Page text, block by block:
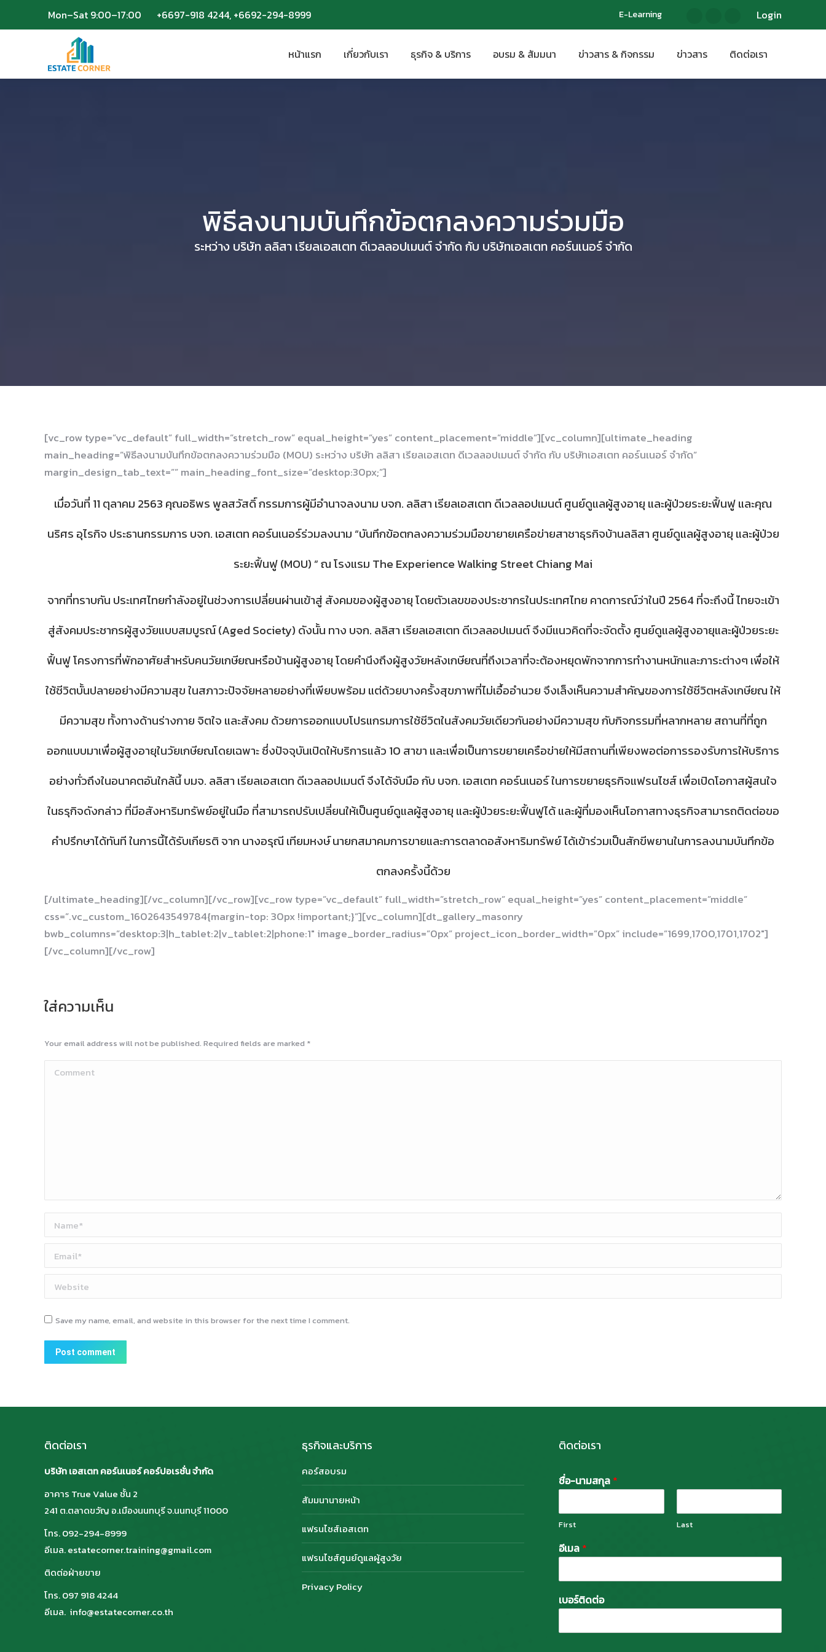
Mon–Sat 9:00–17:00 +6697-918 4244, +6692-294-8999 E-Learning Login
หน้าแรก เกี่ยวกับเรา ธุรกิจ & บริการ อบรม & สัมมนา ข่าวสาร & กิจกรรม ข่าวสาร ติดต่อเรา
พิธีลงนามบันทึกข้อตกลงความร่วมมือ
ระหว่าง บริษัท ลลิสา เรียลเอสเตท ดีเวลลอปเมนต์ จำกัด กับ บริษัท​เอ​สเตท​ คอร์น​เนอร์​ จำกัด
[vc_row type=”vc_default” full_width=”stretch_row” equal_height=”yes” content_placement=”middle”][vc_column][ultimate_heading
main_heading=”พิธีลงนามบันทึกข้อตกลงความร่วมมือ (MOU) ระหว่าง บริษัท ลลิสา เรียลเอสเตท ดีเวลลอปเมนต์ จำกัด กับ บริษัท​เอ​สเตท​ คอร์น​เนอร์​ จำกัด”
margin_design_tab_text=”” main_heading_font_size=”desktop:30px;”]
เมื่อวันที่ 11 ตุลาคม 2563 คุณอธิพร พูลสวัสดิ์ กรรมการผู้มีอำนาจลงนาม บจก. ลลิสา เรียลเอสเตท ดีเวลลอปเมนต์ ศูนย์​ดูแลผู้สูงอายุ และผู้ป่วยระยะฟื้นฟู​ และคุณ
นริศร อุไรกิจ ประธานกรรมการ บจก. เอสเตท คอร์นเนอร์ร่วมลงนาม “บันทึกข้อตกลงความร่วมมือขายายเครือข่ายสาชาธุรกิจบ้านลลิสา ศูนย์​ดูแลผู้สูงอายุ และผู้ป่วย
ระยะฟื้นฟู​ (MOU) ” ณ โรงแรม The Experience Walking Street Chiang Mai
จากที่ทราบกัน ประเทศไทยกำลังอยู่ในช่วงการเปลี่ยนผ่านเข้าสู่ สังคมของผู้สูงอายุ โดยตัวเลขของประชากรในประเทศไทย คาดการณ์ว่าในปี 2564 ที่จะถึงนี้ ไทยจะเข้า
สู่สังคมประชากรผู้สูงวัยแบบสมบูรณ์ (Aged Society) ดังนั้น ทาง บจก. ลลิสา เรียลเอสเตท ดีเวลลอปเมนต์ จึงมีแนวคิดที่จะจัดตั้ง ศูนย์​ดูแลผู้สูงอายุและผู้ป่วยระยะ
ฟื้นฟู​ โครงการที่พักอาศัยสำหรับคนวัยเกษียณหรือบ้านผู้สูงอายุ โดยคำนึงถึงผู้สูงวัยหลังเกษียณที่ถึงเวลาที่จะต้องหยุดพักจากการทำงานหนักและภาระต่างๆ เพื่อให้
ใช้ชีวิตบั้นปลายอย่างมีความสุข ในสภาวะปัจจัยหลายอย่างที่เพียบพร้อม แต่ด้วยบางครั้งสุขภาพที่ไม่เอื้ออำนวย จึงเล็งเห็นความสำคัญของการใช้ชีวิตหลังเกษียณ ให้
มีความสุข ทั้งทางด้านร่างกาย จิตใจ และสังคม ด้วยการออกแบบโปรแกรมการใช้ชีวิตในสังคมวัยเดียวกันอย่างมีความสุข กับกิจกรรมที่หลากหลาย สถานที่ที่ถูก
ออกแบบมาเพื่อผู้สูงอายุในวัยเกษียณโดยเฉพาะ ซึ่งปัจจุบันเปิดให้บริการแล้ว 10 สาขา และเพื่อเป็นการขยายเครือข่ายให้มีสถานที่เพียงพอต่อการรองรับการให้บริการ
อย่างทั่วถึงในอนาคตอันใกล้นี้ บมจ. ลลิสา เรียลเอสเตท ดีเวลลอปเมนต์ จึงได้จับมือ กับ บจก. เอสเตท คอร์นเนอร์ ในการขยายธุรกิจแฟรนไชส์ เพื่อเปิดโอกาสผู้สนใจ
ในธรุกิจดังกล่าว ที่มีอสังหาริมทรัพย์อยู่ในมือ ที่สามารถปรับเปลี่ยนให้เป็นศูนย์​ดูแลผู้สูงอายุ และผู้ป่วยระยะฟื้นฟู​ได้ และผู้ที่มองเห็นโอกาสทางธุรกิจสามารถติดต่อขอ
คำปรึกษาได้ทันทีในการนี้ได้รับเกียรติ จาก นางอรุณี เทียมหงษ์ นายกสมาคมการขายและการตลาดอสังหาริมทรัพย์ ได้เข้าร่วมเป็นสักขีพยานในการลงนามบันทึกข้อ
ตกลงครั้งนี้ด้วย
[/ultimate_heading][/vc_column][/vc_row][vc_row type=”vc_default” full_width=”stretch_row” equal_height=”yes” content_placement=”middle”
css=”.vc_custom_1602643549784{margin-top: 30px !important;}”][vc_column][dt_gallery_masonry
bwb_columns=”desktop:3|h_tablet:2|v_tablet:2|phone:1″ image_border_radius=”0px” project_icon_border_width=”0px” include=”1699,1700,1701,1702″]
[/vc_column][/vc_row]
ใส่ความเห็น
Your email address will not be published. Required fields are marked *
Comment
Name *
Email *
Website
Save my name, email, and website in this browser for the next time I comment.
Post comment
ติดต่อเรา
บริษัท เอสเตท คอร์นเนอร์ คอร์ปอเรชั่น จำกัด
อาคาร True Value ชั้น 2
241 ต.ตลาดขวัญ อ.เมืองนนทบุรี จ.นนทบุรี 11000
โทร. 092-294-8999
อีเมล. estatecorner.training@gmail.com
ติดต่อฝ่ายขาย
โทร. 097 918 4244
อีเมล. info@estatecorner.co.th
ธุรกิจและบริการ
คอร์สอบรม
สัมมนานายหน้า
แฟรนไชส์เอสเตท
แฟรนไชส์ศูนย์ดูแลผู้สูงวัย
Privacy Policy
ติดต่อเรา
ชื่อ-นามสกุล *
First Last
อีเมล *
เบอร์ติดต่อ
Mon–Sat 9:00–17:00 +6697-918 4244, +6692-294-8999 E-Learning Login
หน้าแรก เกี่ยวกับเรา ธุรกิจ & บริการ อบรม & สัมมนา ข่าวสาร & กิจกรรม ข่าวสาร ติดต่อเรา